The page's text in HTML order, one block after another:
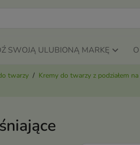
SWOJĄ ULUBIONĄ MARKĘ
twarzy
Kremy do twarzy z podziałem na